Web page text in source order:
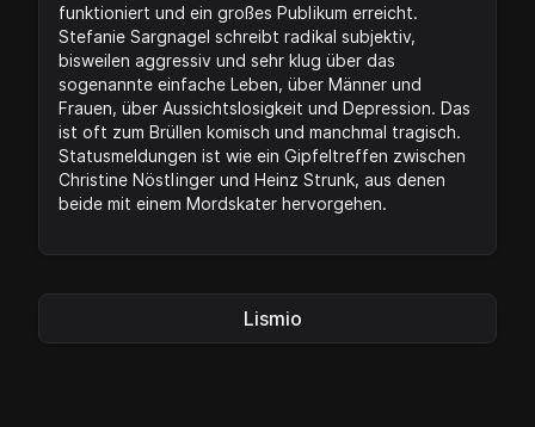
funktioniert und ein großes Publikum erreicht.
Stefanie Sargnagel schreibt radikal subjektiv,
bisweilen aggressiv und sehr klug über das
sogenannte einfache Leben, über Männer und
Frauen, über Aussichtslosigkeit und Depression. Das
ist oft zum Brüllen komisch und manchmal tragisch.
Statusmeldungen ist wie ein Gipfeltreffen zwischen
Christine Nöstlinger und Heinz Strunk, aus denen
beide mit einem Mordskater hervorgehen.
Lismio